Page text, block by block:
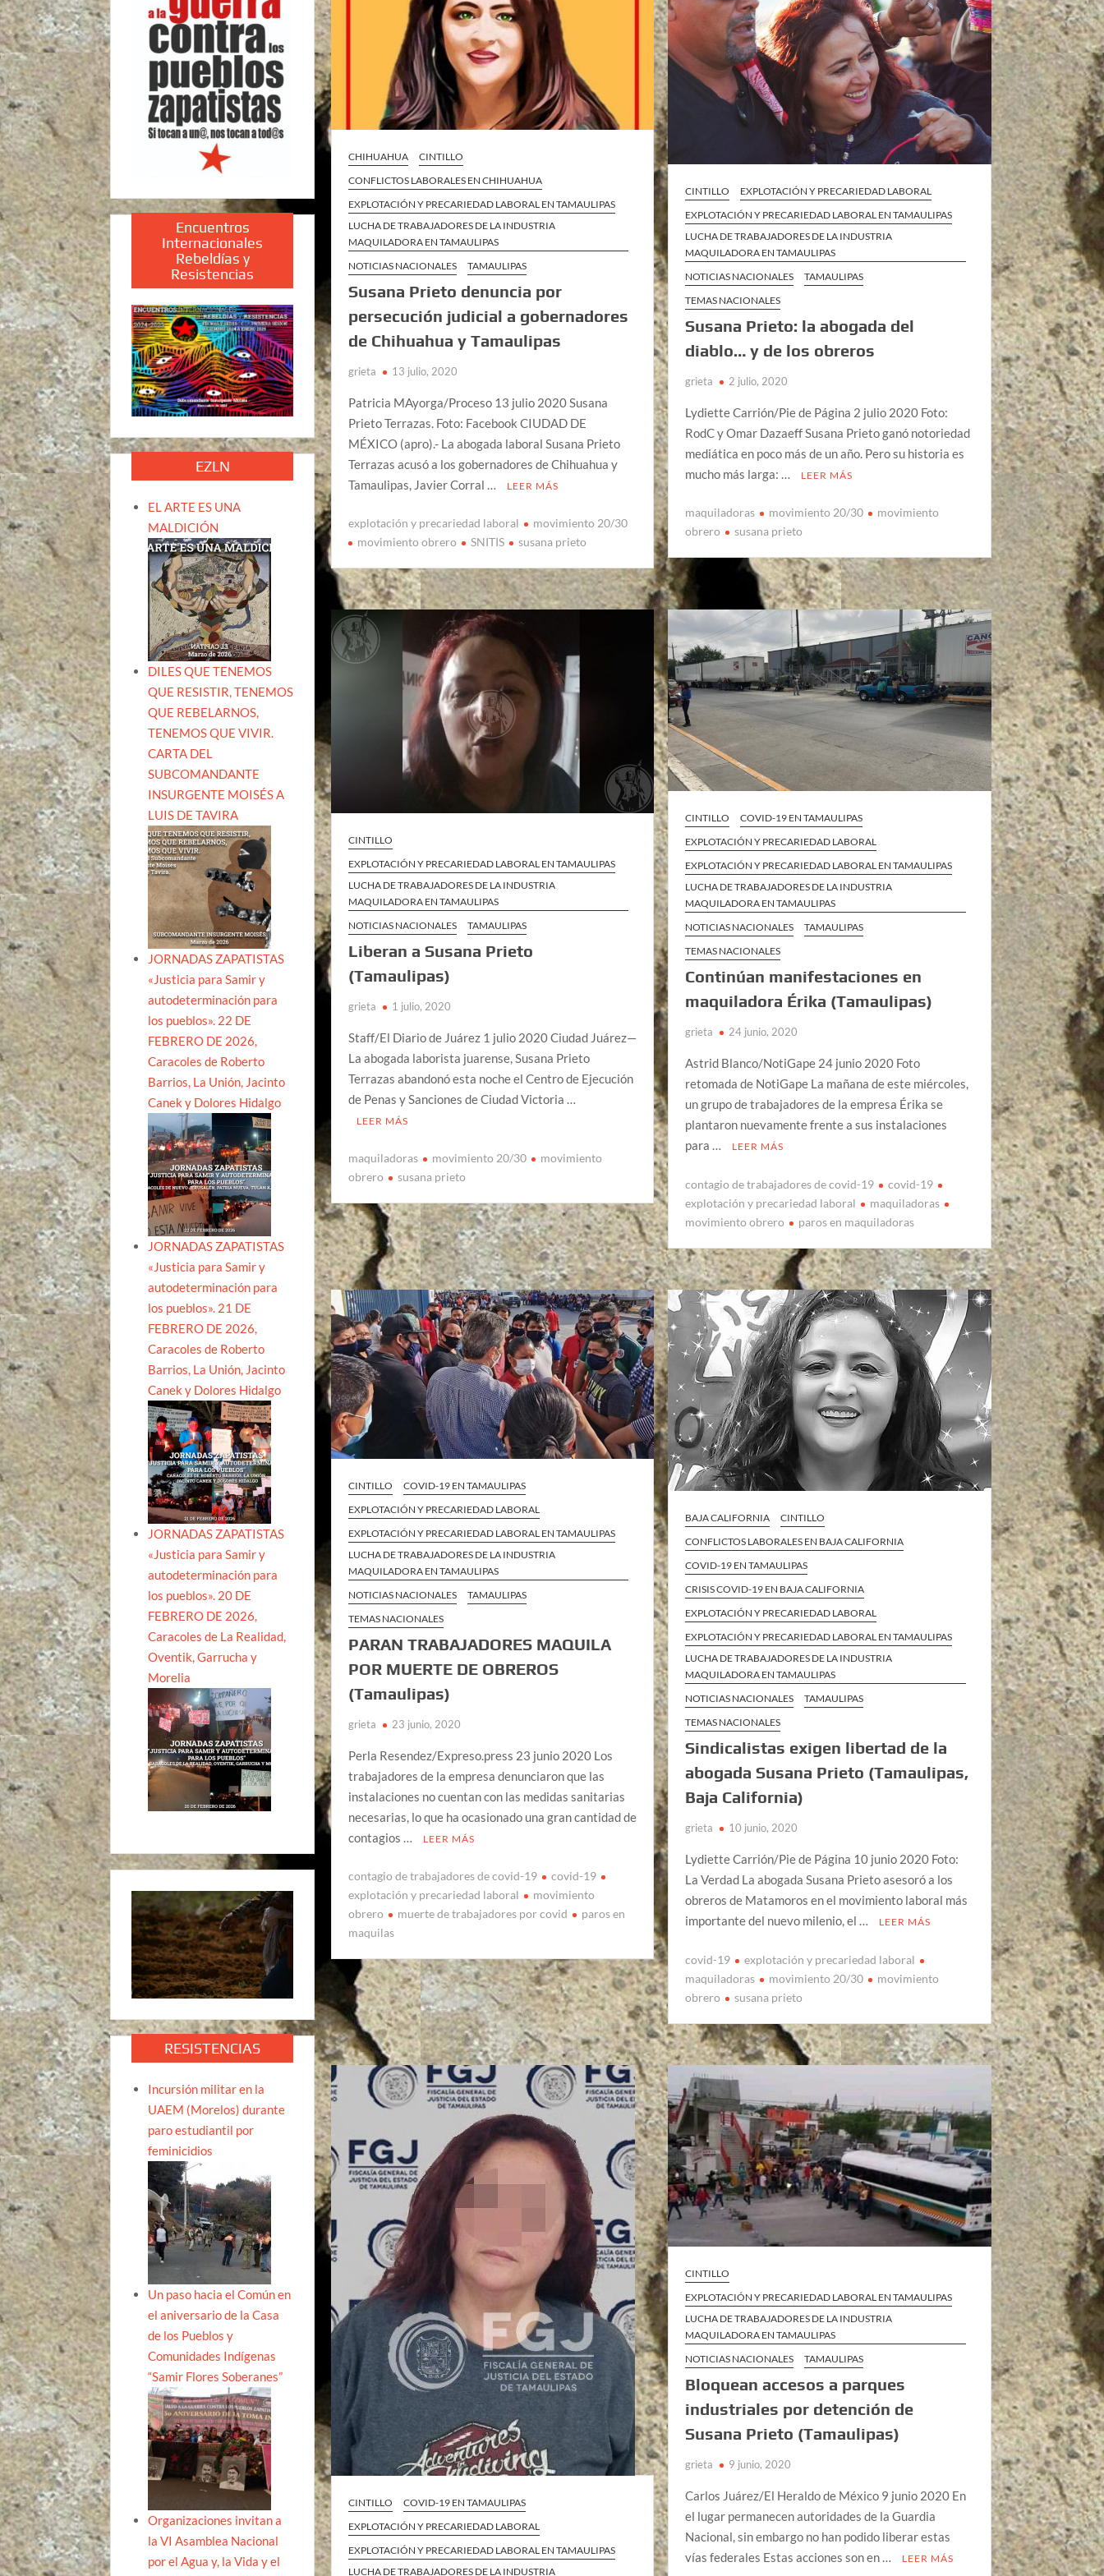
CHIHUAHUA
CINTILLO
CONFLICTOS LABORALES EN CHIHUAHUA
EXPLOTACIÓN Y PRECARIEDAD LABORAL EN TAMAULIPAS
LUCHA DE TRABAJADORES DE LA INDUSTRIA
MAQUILADORA EN TAMAULIPAS
NOTICIAS NACIONALES
TAMAULIPAS
Susana Prieto denuncia por
persecución judicial a gobernadores
de Chihuahua y Tamaulipas
grieta 13 julio, 2020
Patricia MAyorga/Proceso 13 julio 2020 Susana
Prieto Terrazas. Foto: Facebook CIUDAD DE
MÉXICO (apro).- La abogada laboral Susana Prieto
Terrazas acusó a los gobernadores de Chihuahua y
Tamaulipas, Javier Corral …
LEER MÁS
explotación y precariedad laboral
movimiento 20/30
movimiento obrero
SNITIS susana prieto
CINTILLO
EXPLOTACIÓN Y PRECARIEDAD LABORAL
EXPLOTACIÓN Y PRECARIEDAD LABORAL EN TAMAULIPAS
LUCHA DE TRABAJADORES DE LA INDUSTRIA
MAQUILADORA EN TAMAULIPAS
NOTICIAS NACIONALES
TAMAULIPAS
TEMAS NACIONALES
Susana Prieto: la abogada del
diablo… y de los obreros
grieta 2 julio, 2020
Lydiette Carrión/Pie de Página 2 julio 2020 Foto:
RodC y Omar Dazaeff Susana Prieto ganó notoriedad
mediática en poco más de un año. Pero su historia es
mucho más larga: …
LEER MÁS
maquiladoras movimiento 20/30
movimiento
obrero
susana prieto
CINTILLO
EXPLOTACIÓN Y PRECARIEDAD LABORAL EN TAMAULIPAS
LUCHA DE TRABAJADORES DE LA INDUSTRIA
MAQUILADORA EN TAMAULIPAS
NOTICIAS NACIONALES
TAMAULIPAS
Liberan a Susana Prieto
(Tamaulipas)
grieta 1 julio, 2020
Staff/El Diario de Juárez 1 julio 2020 Ciudad Juárez—
La abogada laborista juarense, Susana Prieto
Terrazas abandonó esta noche el Centro de Ejecución
de Penas y Sanciones de Ciudad Victoria …
LEER MÁS
maquiladoras movimiento 20/30
movimiento
obrero
susana prieto
CINTILLO
COVID-19 EN TAMAULIPAS
EXPLOTACIÓN Y PRECARIEDAD LABORAL
EXPLOTACIÓN Y PRECARIEDAD LABORAL EN TAMAULIPAS
LUCHA DE TRABAJADORES DE LA INDUSTRIA
MAQUILADORA EN TAMAULIPAS
NOTICIAS NACIONALES
TAMAULIPAS
TEMAS NACIONALES
Continúan manifestaciones en
maquiladora Érika (Tamaulipas)
grieta 24 junio, 2020
Astrid Blanco/NotiGape 24 junio 2020 Foto
retomada de NotiGape La mañana de este miércoles,
un grupo de trabajadores de la empresa Érika se
plantaron nuevamente frente a sus instalaciones
para …
LEER MÁS
contagio de trabajadores de covid-19
covid-19
explotación y precariedad laboral
maquiladoras
movimiento obrero
paros en maquiladoras
CINTILLO
COVID-19 EN TAMAULIPAS
EXPLOTACIÓN Y PRECARIEDAD LABORAL
EXPLOTACIÓN Y PRECARIEDAD LABORAL EN TAMAULIPAS
LUCHA DE TRABAJADORES DE LA INDUSTRIA
MAQUILADORA EN TAMAULIPAS
NOTICIAS NACIONALES
TAMAULIPAS
TEMAS NACIONALES
PARAN TRABAJADORES MAQUILA
POR MUERTE DE OBREROS
(Tamaulipas)
grieta 23 junio, 2020
Perla Resendez/Expreso.press 23 junio 2020 Los
trabajadores de la empresa denunciaron que las
instalaciones no cuentan con las medidas sanitarias
necesarias, lo que ha ocasionado una gran cantidad de
contagios …
LEER MÁS
contagio de trabajadores de covid-19
covid-19
explotación y precariedad laboral
movimiento
obrero
muerte de trabajadores por covid
paros en
maquilas
BAJA CALIFORNIA
CINTILLO
CONFLICTOS LABORALES EN BAJA CALIFORNIA
COVID-19 EN TAMAULIPAS
CRISIS COVID-19 EN BAJA CALIFORNIA
EXPLOTACIÓN Y PRECARIEDAD LABORAL
EXPLOTACIÓN Y PRECARIEDAD LABORAL EN TAMAULIPAS
LUCHA DE TRABAJADORES DE LA INDUSTRIA
MAQUILADORA EN TAMAULIPAS
NOTICIAS NACIONALES
TAMAULIPAS
TEMAS NACIONALES
Sindicalistas exigen libertad de la
abogada Susana Prieto (Tamaulipas,
Baja California)
grieta 10 junio, 2020
Lydiette Carrión/Pie de Página 10 junio 2020 Foto:
La Verdad La abogada Susana Prieto asesoró a los
obreros de Matamoros en el movimiento laboral más
importante del nuevo milenio, el …
LEER MÁS
covid-19
explotación y precariedad laboral
maquiladoras
movimiento 20/30
movimiento
obrero
susana prieto
CINTILLO
COVID-19 EN TAMAULIPAS
EXPLOTACIÓN Y PRECARIEDAD LABORAL
EXPLOTACIÓN Y PRECARIEDAD LABORAL EN TAMAULIPAS
LUCHA DE TRABAJADORES DE LA INDUSTRIA
CINTILLO
EXPLOTACIÓN Y PRECARIEDAD LABORAL EN TAMAULIPAS
LUCHA DE TRABAJADORES DE LA INDUSTRIA
MAQUILADORA EN TAMAULIPAS
NOTICIAS NACIONALES
TAMAULIPAS
Bloquean accesos a parques
industriales por detención de
Susana Prieto (Tamaulipas)
grieta 9 junio, 2020
Carlos Juárez/El Heraldo de México 9 junio 2020 En
el lugar permanecen autoridades de la Guardia
Nacional, sin embargo no han podido liberar estas
vías federales Estas acciones son en …
LEER MÁS
Encuentros
Internacionales
Rebeldías y
Resistencias
EZLN
EL ARTE ES UNA
MALDICIÓN
DILES QUE TENEMOS
QUE RESISTIR, TENEMOS
QUE REBELARNOS,
TENEMOS QUE VIVIR.
CARTA DEL
SUBCOMANDANTE
INSURGENTE MOISÉS A
LUIS DE TAVIRA
JORNADAS ZAPATISTAS
«Justicia para Samir y
autodeterminación para
los pueblos». 22 DE
FEBRERO DE 2026,
Caracoles de Roberto
Barrios, La Unión, Jacinto
Canek y Dolores Hidalgo
JORNADAS ZAPATISTAS
«Justicia para Samir y
autodeterminación para
los pueblos». 21 DE
FEBRERO DE 2026,
Caracoles de Roberto
Barrios, La Unión, Jacinto
Canek y Dolores Hidalgo
JORNADAS ZAPATISTAS
«Justicia para Samir y
autodeterminación para
los pueblos». 20 DE
FEBRERO DE 2026,
Caracoles de La Realidad,
Oventik, Garrucha y
Morelia
RESISTENCIAS
Incursión militar en la
UAEM (Morelos) durante
paro estudiantil por
feminicidios
Un paso hacia el Común en
el aniversario de la Casa
de los Pueblos y
Comunidades Indígenas
“Samir Flores Soberanes”
Organizaciones invitan a
la VI Asamblea Nacional
por el Agua y, la Vida y el